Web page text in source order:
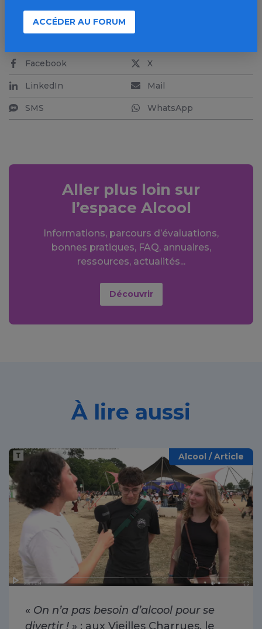
Facebook X
LinkedIn Mail
SMS WhatsApp
Aller plus loin sur
l’espace Alcool
Informations, parcours d’évaluations,
bonnes pratiques, FAQ, annuaires,
ressources, actualités...
Découvrir
À lire aussi
Alcool / Article
« On n’a pas besoin d’alcool pour se
divertir ! » : aux Vieilles Charrues, le
ACCÉDER AU FORUM